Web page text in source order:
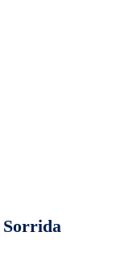
Sorrida